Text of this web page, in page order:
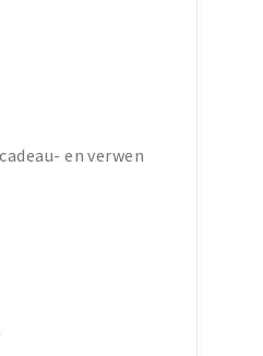
en verwen